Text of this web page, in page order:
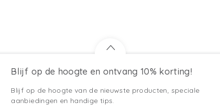
Blijf op de hoogte en ontvang 10% korting!
Blijf op de hoogte van de nieuwste producten, speciale
aanbiedingen en handige tips.